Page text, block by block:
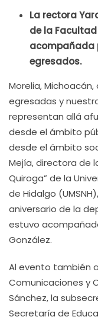
La rectora
de la
acompañada
egresados.
Morelia,
egresadas y
representan allá
desde el ámbito
desde el ámbito
Mejía, directora de
Quiroga” de la
de Hidalgo
aniversario de la
estuvo
González.
Al evento también
Comunicaciones y
Sánchez, la
Secretaría de